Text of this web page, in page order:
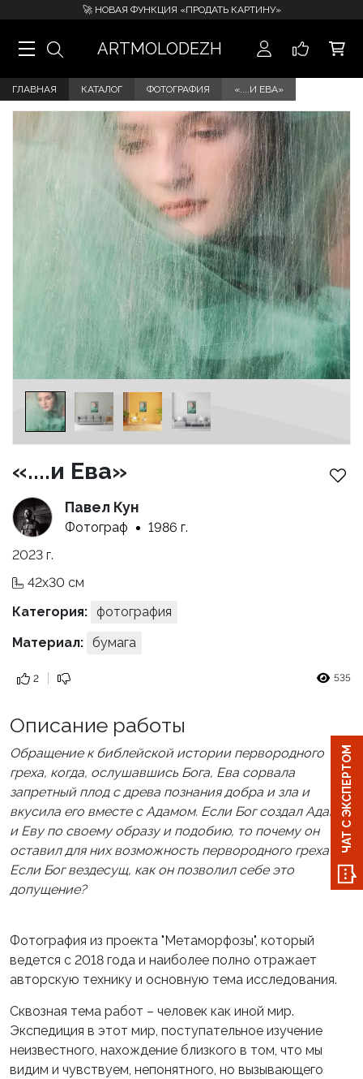
🚀 НОВАЯ ФУНКЦИЯ «ПРОДАТЬ КАРТИНУ»
ARTMOLODEZH
ГЛАВНАЯ КАТАЛОГ ФОТОГРАФИЯ «....И ЕВА»
«....и Ева»
Павел Кун
Фотограф
1986 г.
2023 г.
42x30 см
Категория: фотография
Материал: бумага
2 535
Описание работы
Обращение к библейской истории первородного
греха, когда, ослушавшись Бога, Ева сорвала
запретный плод с древа познания добра и зла и
вкусила его вместе с Адамом. Если Бог создал Адама
и Еву по своему образу и подобию, то почему он
оставил для них возможность первородного греха?
Если Бог вездесущ, как он позволил себе это
допущение?
Фотография из проекта "Метаморфозы", который
ведется с 2018 года и наиболее полно отражает
авторскую технику и основную тема исследования.
Сквозная тема работ – человек как иной мир.
Экспедиция в этот мир, поступательное изучение
неизвестного, нахождение близкого в том, что мы
видим и чувствуем, непонятного, но вызывающего
ЧАТ С ЭКСПЕРТОМ